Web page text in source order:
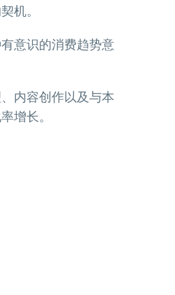
机。
意识的消费趋势意
内容创作以及与本
增长。